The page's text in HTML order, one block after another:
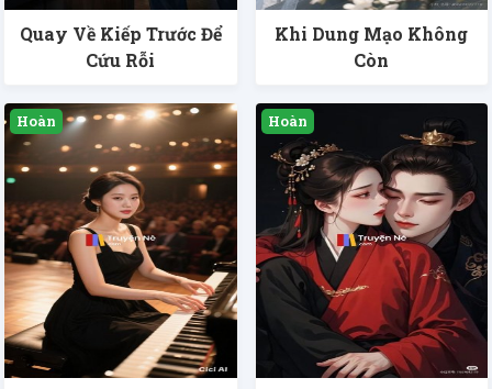
Quay Về Kiếp Trước Để
Cứu Rỗi
Khi Dung Mạo Không
Còn